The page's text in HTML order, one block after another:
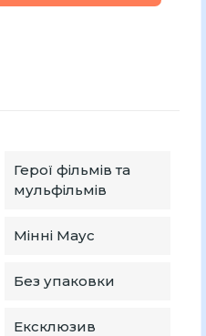
Герої фільмів та
мульфільмів
Мінні Маус
Без упаковки
Ексклюзив